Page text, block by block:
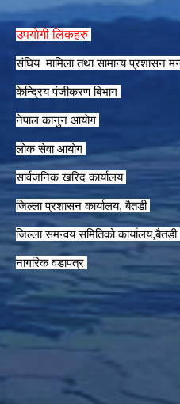
उपयाेगी लिंकहरु
संघिय मामिला तथा सामान्य प्रशासन
केन्द्रिय पंजीकरण बिभाग
नेपाल कानुन आयाेग
लाेक सेवा आयाेग
सार्वजनिक खरिद कार्यालय
जिल्ला प्रशासन कार्यालय, बैतडी
जिल्ला समन्वय समितिको कार्यालय,बैतडी
नागरिक वडापत्र